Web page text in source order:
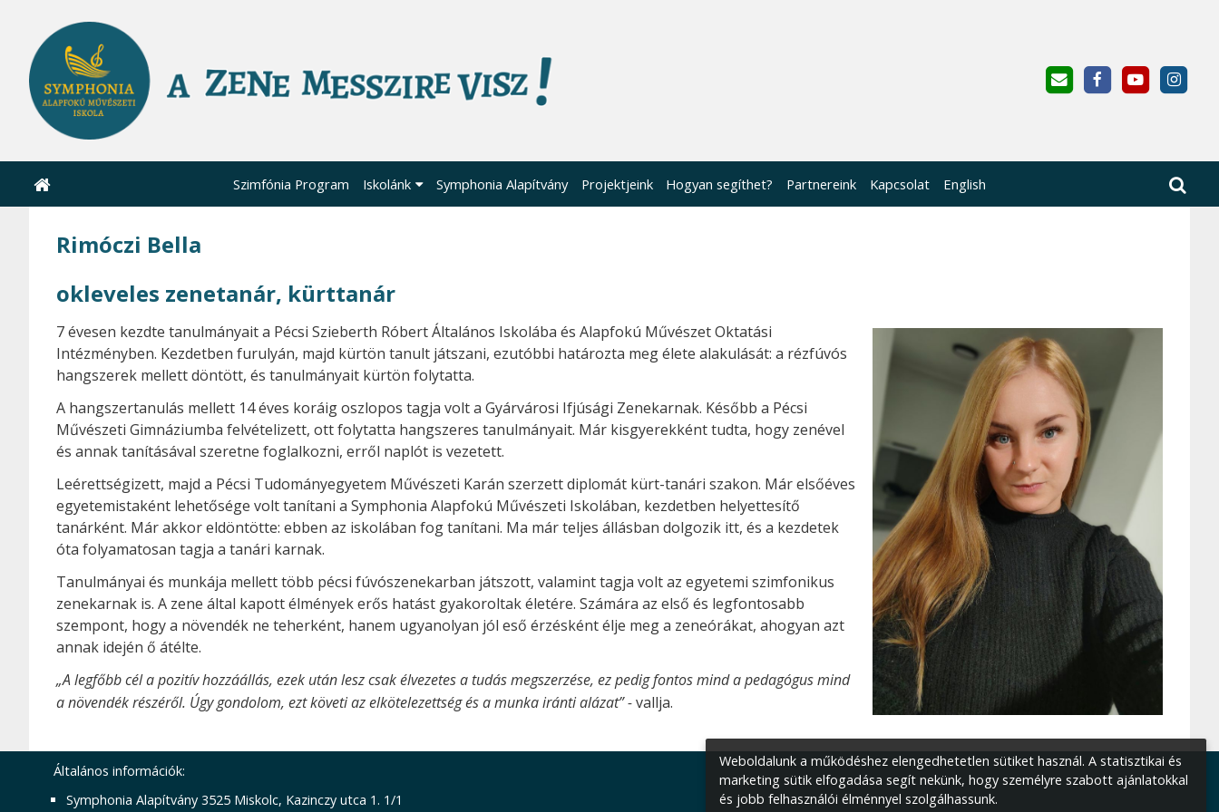
Szimfónia Program Iskolánk Symphonia Alapítvány Projektjeink Hogyan segíthet? Partnereink Kapcsolat English
Rimóczi Bella
okleveles zenetanár, kürttanár
7 évesen kezdte tanulmányait a Pécsi Szieberth Róbert Általános Iskolába és Alapfokú Művészet Oktatási
Intézményben. Kezdetben furulyán, majd kürtön tanult játszani, ezutóbbi határozta meg élete alakulását: a rézfúvós
hangszerek mellett döntött, és tanulmányait kürtön folytatta.
A hangszertanulás mellett 14 éves koráig oszlopos tagja volt a Gyárvárosi Ifjúsági Zenekarnak. Később a Pécsi
Művészeti Gimnáziumba felvételizett, ott folytatta hangszeres tanulmányait. Már kisgyerekként tudta, hogy zenével
és annak tanításával szeretne foglalkozni, erről naplót is vezetett.
Leérettségizett, majd a Pécsi Tudományegyetem Művészeti Karán szerzett diplomát kürt-tanári szakon. Már elsőéves
egyetemistaként lehetősége volt tanítani a Symphonia Alapfokú Művészeti Iskolában, kezdetben helyettesítő
tanárként. Már akkor eldöntötte: ebben az iskolában fog tanítani. Ma már teljes állásban dolgozik itt, és a kezdetek
óta folyamatosan tagja a tanári karnak.
Tanulmányai és munkája mellett több pécsi fúvószenekarban játszott, valamint tagja volt az egyetemi szimfonikus
zenekarnak is. A zene által kapott élmények erős hatást gyakoroltak életére. Számára az első és legfontosabb
szempont, hogy a növendék ne teherként, hanem ugyanolyan jól eső érzésként élje meg a zeneórákat, ahogyan azt
annak idején ő átélte.
„A legfőbb cél a pozitív hozzáállás, ezek után lesz csak élvezetes a tudás megszerzése, ez pedig fontos mind a pedagógus mind
a növendék részéről. Úgy gondolom, ezt követi az elkötelezettség és a munka iránti alázat” -vallja.
Általános információk:
Symphonia Alapítvány 3525 Miskolc, Kazinczy utca 1. 1/1
Weboldalunk a működéshez elengedhetetlen sütiket használ. A statisztikai és
marketing sütik elfogadása segít nekünk, hogy személyre szabott ajánlatokkal
és jobb felhasználói élménnyel szolgálhassunk.